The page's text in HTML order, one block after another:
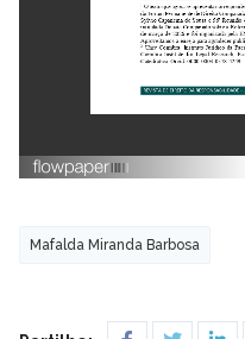
Mafalda Miranda Barbosa